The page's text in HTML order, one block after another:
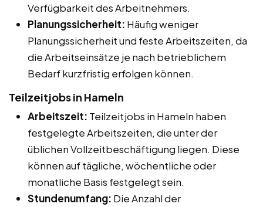
Verfügbarkeit des Arbeitnehmers.
Planungssicherheit: Häufig weniger
Planungssicherheit und feste Arbeitszeiten, da
die Arbeitseinsätze je nach betrieblichem
Bedarf kurzfristig erfolgen können.
Teilzeitjobs in Hameln
Arbeitszeit: Teilzeitjobs in Hameln haben
festgelegte Arbeitszeiten, die unter der
üblichen Vollzeitbeschäftigung liegen. Diese
können auf tägliche, wöchentliche oder
monatliche Basis festgelegt sein.
Stundenumfang: Die Anzahl der